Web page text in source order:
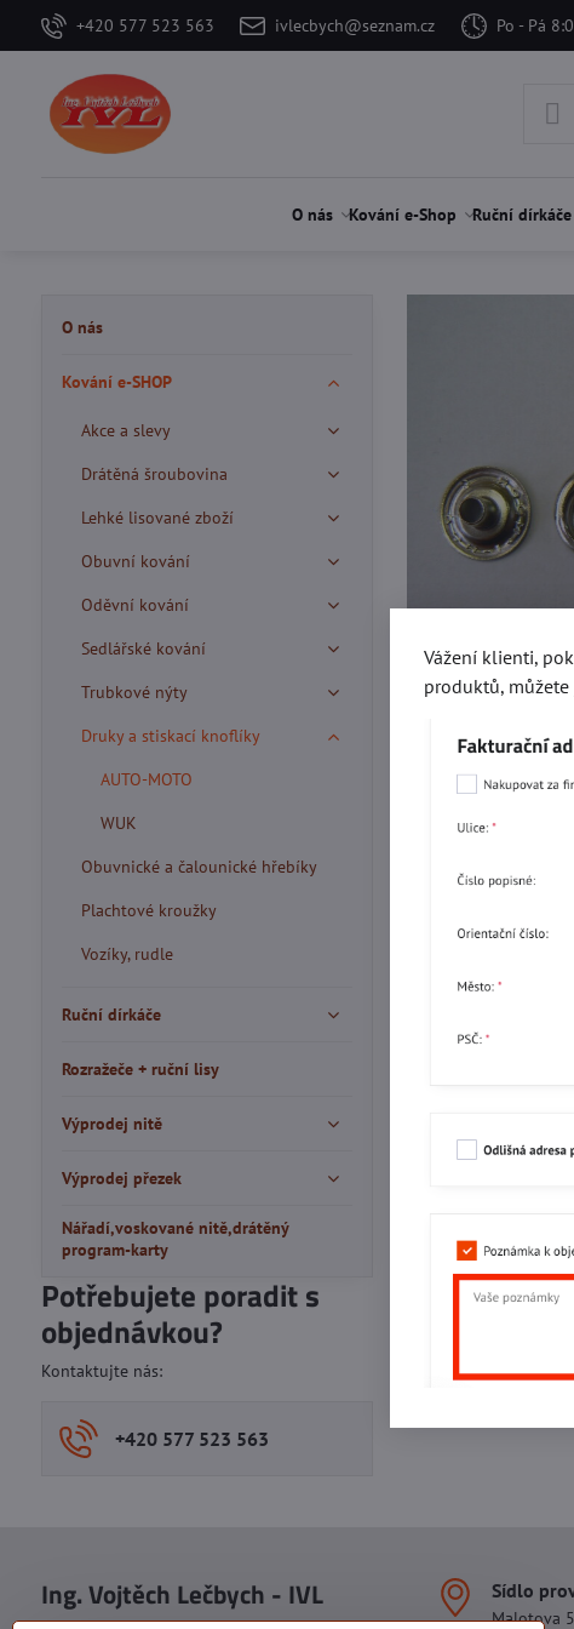
+420 577 523 563 ivlecbych@seznam.cz Po - Pá
O nás Kování e-Shop Ruční dírkáče
Více z kategorie
O nás
Kování e-SHOP
Akce a slevy
Drátěná šroubovina
Lehké lisované zboží
Obuvní kování
Oděvní kování
Sedlářské kování
Trubkové nýty
Druky a stiskací knoflíky
AUTO-MOTO
WUK
Obuvnické a čalounické hřebíky
Plachtové kroužky
Vozíky, rudle
Ruční dírkáče
Rozražeče + ruční lisy
Výprodej nitě
Výprodej přezek
Nářadí,voskované nitě,drátěný
program-karty
Potřebujete poradit s
objednávkou?
Kontaktujte nás:
+420 577 523 563
Ing. Vojtěch Lečbych - IVL Sídlo
Malotova
Vážení klienti,
produktů,